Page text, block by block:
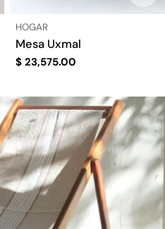
TIPO:
HOGAR
Mesa Uxmal
Precio
$ 23,575.00